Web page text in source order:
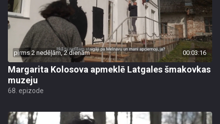
pirms 2 nedēļām, 2 dienām 00:03:16
Margarita Kolosova apmeklē Latgales šmakovkas
muzeju
68. epizode